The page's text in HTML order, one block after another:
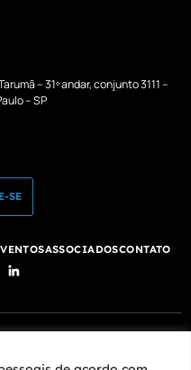
– 31º andar, conjunto 3111 –
– SP
SE
ASSOCIADOSCONTATO